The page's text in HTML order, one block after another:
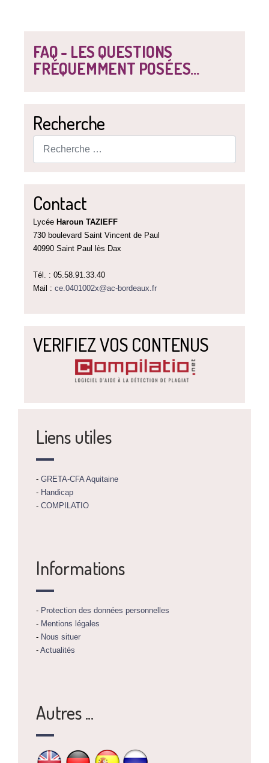
FAQ - LES QUESTIONS
FRÉQUEMMENT POSÉES...
Recherche
Contact
Lycée Haroun TAZIEFF
730 boulevard Saint Vincent de Paul
40990 Saint Paul lès Dax
Tél. : 05.58.91.33.40
Mail : ce.0401002x@ac-bordeaux.fr
VERIFIEZ VOS CONTENUS
Liens utiles
- GRETA-CFA Aquitaine
- Handicap
- COMPILATIO
Informations
- Protection des données personnelles
- Mentions légales
- Nous situer
- Actualités
Autres ...